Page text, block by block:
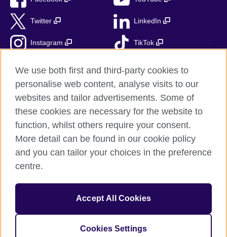
Twitter LinkedIn
Instagram TikTok
British Council globalnie
Prywatność i warunki użytkowania
Mapa strony
© 2026 British Council
British Council jest międzynarodową organizacją reprezentującą
We use both first and third-party cookies to
personalise web content, analyse visits to our
websites and tailor advertisements. Some of
these cookies are necessary for the website to
function, whilst others require your consent.
More detail can be found in our cookie policy
and you can tailor your choices in the preference
centre.
Accept All Cookies
Cookies Settings